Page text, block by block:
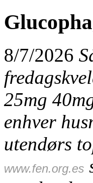
8/7/2026
25mg
enhver
utendørs
www.fen.org.es